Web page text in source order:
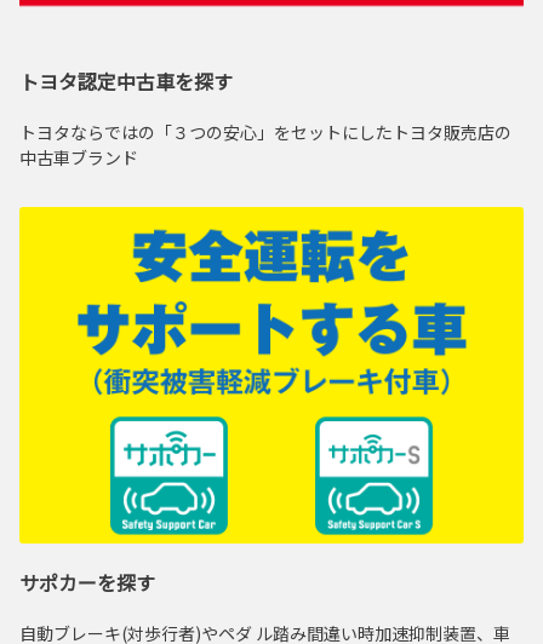
トヨタ認定中古車を探す
トヨタならではの「３つの安心」をセットにしたトヨタ販売店の
中古車ブランド
サポカーを探す
自動ブレーキ(対歩行者)やペダ ル踏み間違い時加速抑制装置、車